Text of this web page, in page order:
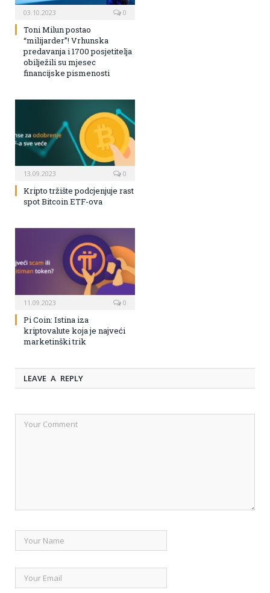
03.10.2023 0
Toni Milun postao
“milijarder”! Vrhunska
predavanja i 1700 posjetitelja
obilježili su mjesec
financijske pismenosti
13.09.2023 0
Kripto tržište podcjenjuje rast
spot Bitcoin ETF-ova
11.09.2023 0
Pi Coin: Istina iza
kriptovalute koja je najveći
marketinški trik
LEAVE A REPLY